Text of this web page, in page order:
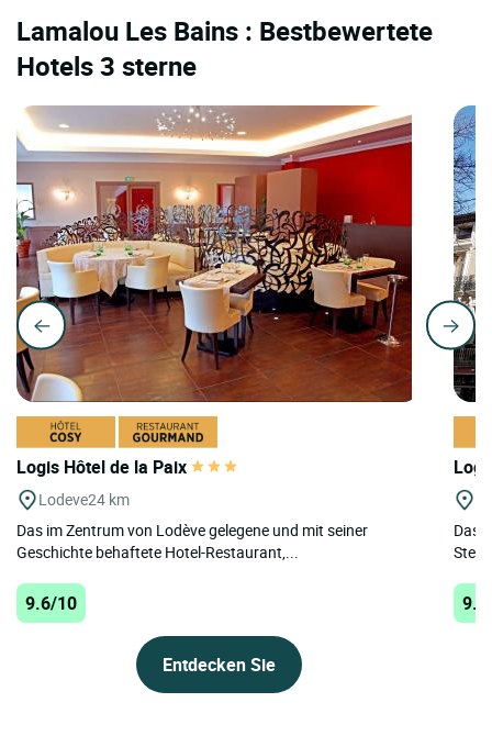
Lamalou Les Bains : Bestbewertete
Hotels 3 sterne
Logis Hôtel de la Paix
Lodeve24 km
Das im Zentrum von Lodève gelegene und mit seiner
Geschichte behaftete Hotel-Restaurant,...
9.6/10
Entdecken Sie
Das